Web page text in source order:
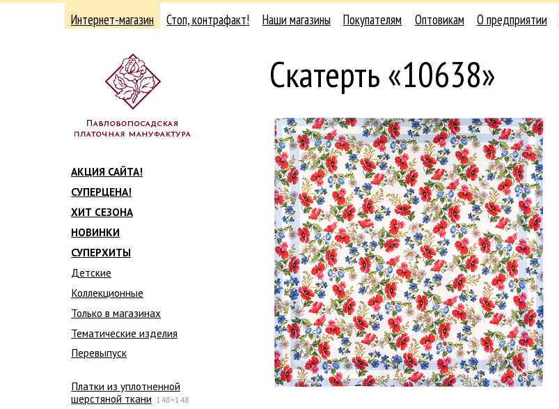
Интернет-магазин Стоп, контрафакт! Наши магазины Покупателям Оптовикам О предприятии
АКЦИЯ САЙТА!
СУПЕРЦЕНА!
ХИТ СЕЗОНА
НОВИНКИ
СУПЕРХИТЫ
Детские
Коллекционные
Только в магазинах
Тематические изделия
Перевыпуск
Платки из уплотненной
шерстяной ткани 148×148
Скатерть «10638»